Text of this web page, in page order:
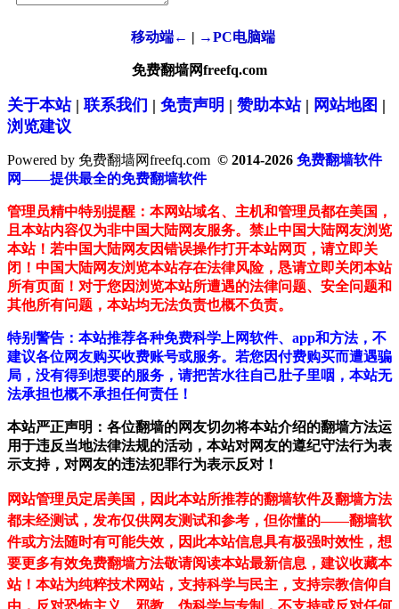
移动端← | →PC电脑端
免费翻墙网freefq.com
关于本站| 联系我们 | 免责声明 | 赞助本站| 网站地图 |
浏览建议
Powered by 免费翻墙网freefq.com © 2014-2026 免费翻墙软件
网——提供最全的免费翻墙软件
管理员精中特别提醒：本网站域名、主机和管理员都在美国，
且本站内容仅为非中国大陆网友服务。禁止中国大陆网友浏览
本站！若中国大陆网友因错误操作打开本站网页，请立即关
闭！中国大陆网友浏览本站存在法律风险，恳请立即关闭本站
所有页面！对于您因浏览本站所遭遇的法律问题、安全问题和
其他所有问题，本站均无法负责也概不负责。
特别警告：本站推荐各种免费科学上网软件、app和方法，不
建议各位网友购买收费账号或服务。若您因付费购买而遭遇骗
局，没有得到想要的服务，请把苦水往自己肚子里咽，本站无
法承担也概不承担任何责任！
本站严正声明：各位翻墙的网友切勿将本站介绍的翻墙方法运
用于违反当地法律法规的活动，本站对网友的遵纪守法行为表
示支持，对网友的违法犯罪行为表示反对！
网站管理员定居美国，因此本站所推荐的翻墙软件及翻墙方法
都未经测试，发布仅供网友测试和参考，但你懂的——翻墙软
件或方法随时有可能失效，因此本站信息具有极强时效性，想
要更多有效免费翻墙方法敬请阅读本站最新信息，建议收藏本
站！ 本站为纯粹技术网站，支持科学与民主，支持宗教信仰自